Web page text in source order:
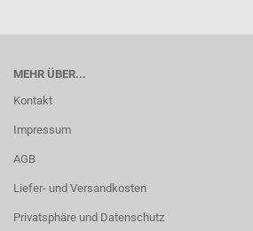
MEHR ÜBER...
Kontakt
Impressum
AGB
Liefer- und Versandkosten
Privatsphäre und Datenschutz